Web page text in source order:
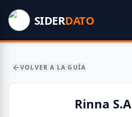
SIDERDATO
VOLVER A LA GUÍA
Rinna S.A